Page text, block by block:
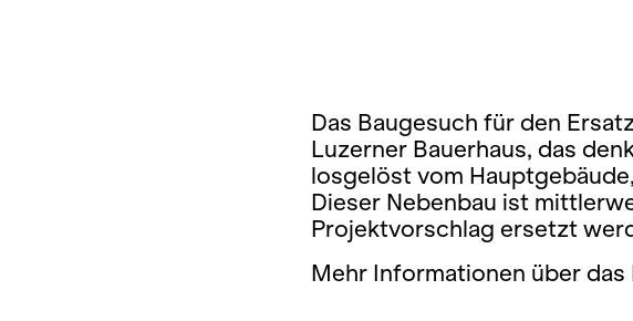
Das Baugesuch für den
Luzerner Bauerhaus, das
losgelöst vom
Dieser Nebenbau ist
Projektvorschlag ersetzt
Mehr Informationen über